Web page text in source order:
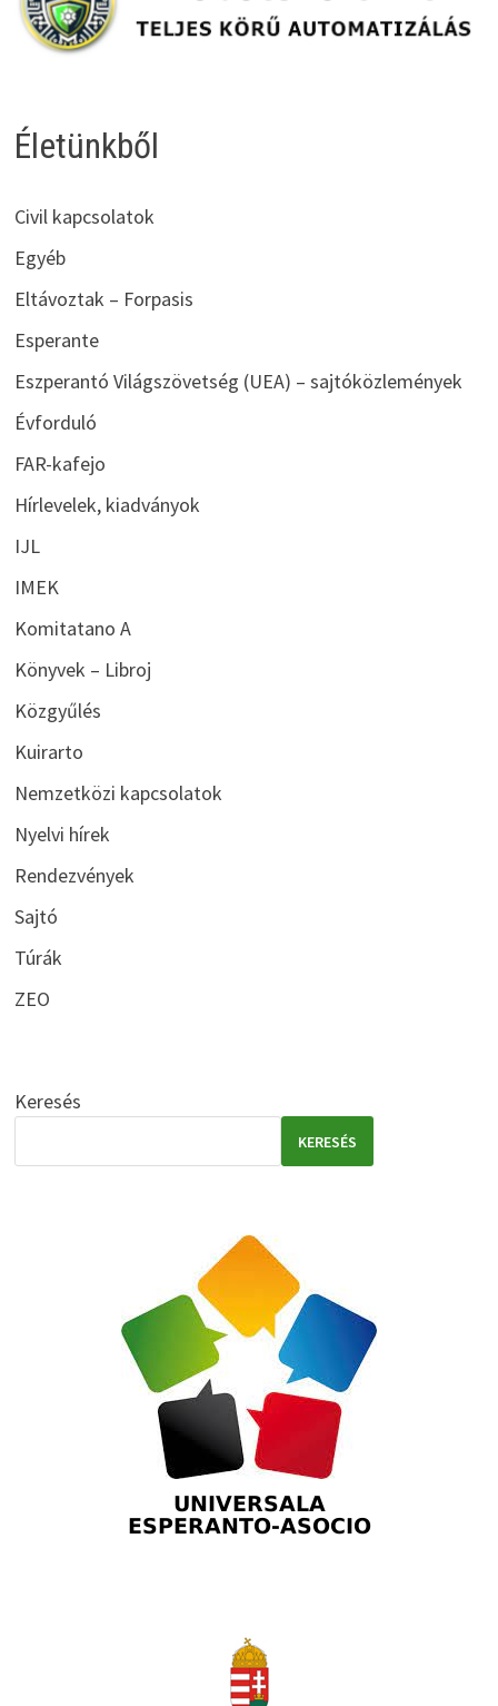
Életünkből
Civil kapcsolatok
Egyéb
Eltávoztak – Forpasis
Esperante
Eszperantó Világszövetség (UEA) – sajtóközlemények
Évforduló
FAR-kafejo
Hírlevelek, kiadványok
IJL
IMEK
Komitatano A
Könyvek – Libroj
Közgyűlés
Kuirarto
Nemzetközi kapcsolatok
Nyelvi hírek
Rendezvények
Sajtó
Túrák
ZEO
Keresés
KERESÉS